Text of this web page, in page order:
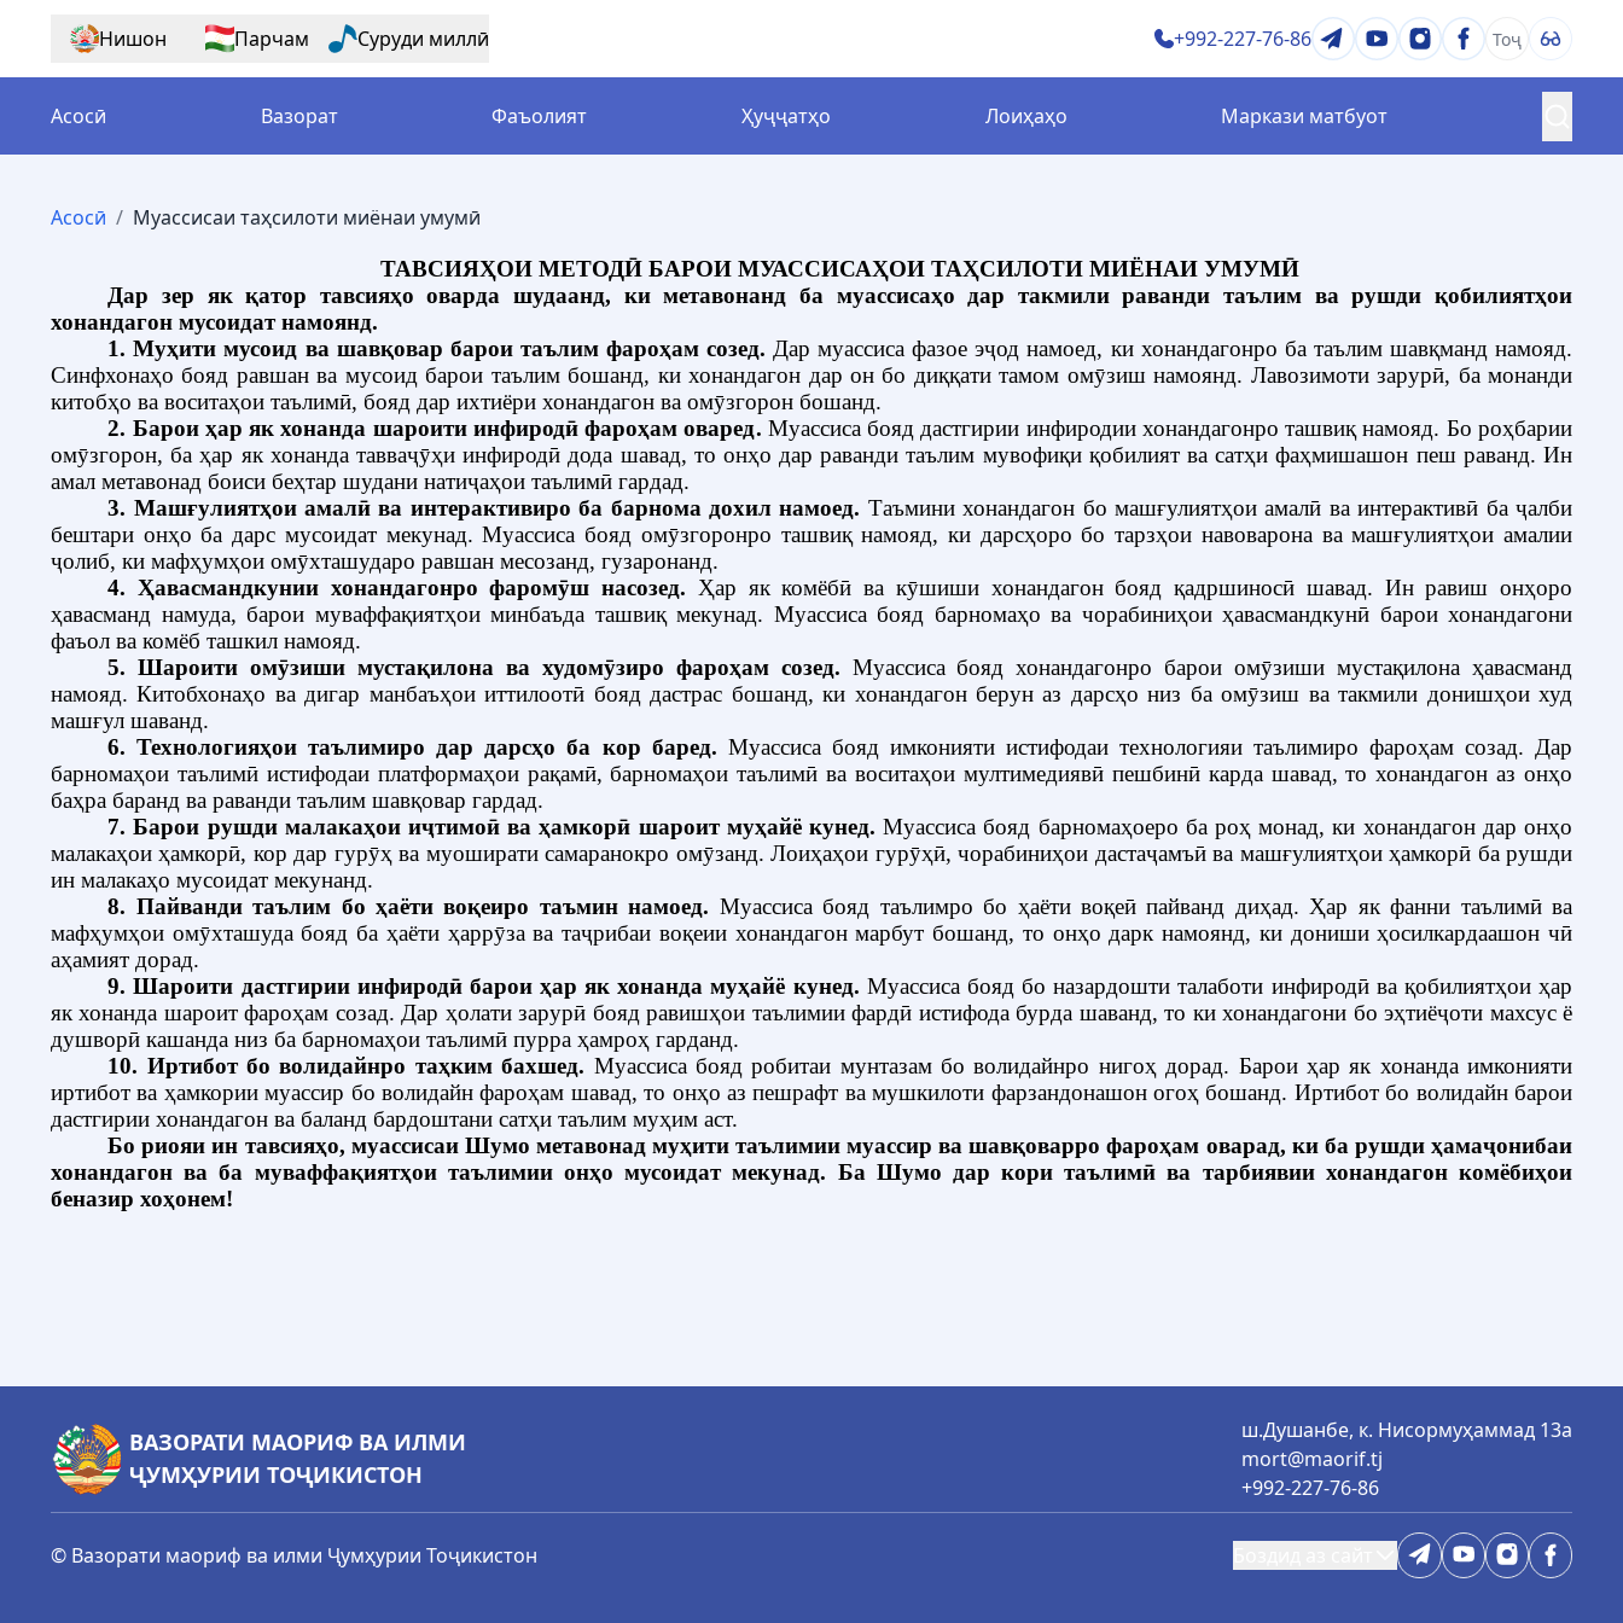
Нишон Парчам Суруди миллӣ +992-227-76-86 Тоҷ
Асосӣ Вазорат
Вазорат
Шуъбаҳои маориф
Муассисаҳои тобеъ
Сохтори марказии Вазорат
Муассисаҳои таҳсилоти олӣ
Фаъолият
Таълими томактабӣ
Таҳсилоти олии касбӣ ва баъдидипломӣ
Муносибатҳои байналмиллалӣ
Омор
Ҳифзи ҳуқуқи кӯдак
Озмунҳо ва ҷоизаҳо
Китобхона
Ҳуҷҷатҳо
Конститутсия
Қарорҳои мушовара Фармоишҳо
Тартиб ва қоидаҳо
Дастурҳо
Лоиҳаҳо Маркази матбуот
Маркази
Хабарҳо
Нишастҳои матбуотӣ
Вокунишҳо
Эълон
Асосӣ / Муассисаи таҳсилоти миёнаи умумӣ
ТАВСИЯҲОИ МЕТОДӢ БАРОИ МУАССИСАҲОИ ТАҲСИЛОТИ МИЁНАИ УМУМӢ
Дар зер як қатор тавсияҳо оварда шудаанд, ки метавонанд ба муассисаҳо дар такмили раванди таълим ва рушди қобилиятҳои
хонандагон мусоидат намоянд.
1. Муҳити мусоид ва шавқовар барои таълим фароҳам созед. Дар муассиса фазое эҷод намоед, ки хонандагонро ба таълим шавқманд намояд.
Синфхонаҳо бояд равшан ва мусоид барои таълим бошанд, ки хонандагон дар он бо диққати тамом омӯзиш намоянд. Лавозимоти зарурӣ, ба монанди
китобҳо ва воситаҳои таълимӣ, бояд дар ихтиёри хонандагон ва омӯзгорон бошанд.
2. Барои ҳар як хонанда шароити инфиродӣ фароҳам оваред. Муассиса бояд дастгирии инфиродии хонандагонро ташвиқ намояд. Бо роҳбарии
омӯзгорон, ба ҳар як хонанда тавваҷӯҳи инфиродӣ дода шавад, то онҳо дар раванди таълим мувофиқи қобилият ва сатҳи фаҳмишашон пеш раванд. Ин
амал метавонад боиси беҳтар шудани натиҷаҳои таълимӣ гардад.
3. Машғулиятҳои амалӣ ва интерактивиро ба барнома дохил намоед. Таъмини хонандагон бо машғулиятҳои амалӣ ва интерактивӣ ба ҷалби
бештари онҳо ба дарс мусоидат мекунад.Муассиса бояд омӯзгоронро ташвиқ намояд, ки дарсҳоро бо тарзҳои навоварона ва машғулиятҳои амалии
ҷолиб, ки мафҳумҳои омӯхташударо равшан месозанд, гузаронанд.
4. Ҳавасмандкунии хонандагонро фаромӯш насозед. Ҳар як комёбӣ ва кӯшиши хонандагон бояд қадршиносӣ шавад. Ин равиш онҳоро
ҳавасманд намуда, барои муваффақиятҳои минбаъда ташвиқ мекунад. Муассиса бояд барномаҳо ва чорабиниҳои ҳавасмандкунӣ барои хонандагони
фаъол ва комёб ташкил намояд.
5. Шароити омӯзиши мустақилона ва худомӯзиро фароҳам созед. Муассиса бояд хонандагонро барои омӯзиши мустақилона ҳавасманд
намояд.Китобхонаҳо ва дигар манбаъҳои иттилоотӣ бояд дастрас бошанд, ки хонандагон берун аз дарсҳо низ ба омӯзиш ва такмили донишҳои худ
машғул шаванд.
6. Технологияҳои таълимиро дар дарсҳо ба кор баред. Муассиса бояд имконияти истифодаи технологияи таълимиро фароҳам созад. Дар
барномаҳои таълимӣ истифодаи платформаҳои рақамӣ, барномаҳои таълимӣ ва воситаҳои мултимедиявӣ пешбинӣ карда шавад, то хонандагон аз онҳо
баҳра баранд ва раванди таълим шавқовар гардад.
7. Барои рушди малакаҳои иҷтимоӣ ва ҳамкорӣ шароит муҳайё кунед.Муассиса бояд барномаҳоеро ба роҳ монад, ки хонандагон дар онҳо
малакаҳои ҳамкорӣ, кор дар гурӯҳ ва муоширати самаранокро омӯзанд.Лоиҳаҳои гурӯҳӣ, чорабиниҳои дастаҷамъӣ ва машғулиятҳои ҳамкорӣ ба рушди
ин малакаҳо мусоидат мекунанд.
8. Пайванди таълим бо ҳаёти воқеиро таъмин намоед. Муассиса бояд таълимро бо ҳаёти воқеӣ пайванд диҳад. Ҳар як фанни таълимӣ ва
мафҳумҳои омӯхташуда бояд ба ҳаёти ҳаррӯза ва таҷрибаи воқеии хонандагон марбут бошанд, то онҳо дарк намоянд, ки дониши ҳосилкардаашон чӣ
аҳамият дорад.
9. Шароити дастгирии инфиродӣ барои ҳар як хонанда муҳайё кунед. Муассиса бояд бо назардошти талаботи инфиродӣ ва қобилиятҳои ҳар
як хонанда шароит фароҳам созад. Дар ҳолати зарурӣ бояд равишҳои таълимии фардӣ истифода бурда шаванд, то ки хонандагони бо эҳтиёҷоти махсус ё
душворӣ кашанда низ ба барномаҳои таълимӣ пурра ҳамроҳ гарданд.
10. Иртибот бо волидайнро таҳким бахшед. Муассиса бояд робитаи мунтазам бо волидайнро нигоҳ дорад. Барои ҳар як хонанда имконияти
иртибот ва ҳамкории муассир бо волидайн фароҳам шавад, то онҳо аз пешрафт ва мушкилоти фарзандонашон огоҳ бошанд. Иртибот бо волидайн барои
дастгирии хонандагон ва баланд бардоштани сатҳи таълим муҳим аст.
Бо риояи ин тавсияҳо, муассисаи Шумо метавонад муҳити таълимии муассир ва шавқоварро фароҳам оварад, ки ба рушди ҳамаҷонибаи
хонандагон ва ба муваффақиятҳои таълимии онҳо мусоидат мекунад. Ба Шумо дар кори таълимӣ ва тарбиявии хонандагон комёбиҳои
беназир хоҳонем!
ВАЗОРАТИ МАОРИФ ВА ИЛМИ
ҶУМҲУРИИ ТОҶИКИСТОН
ш.Душанбе, к. Нисормуҳаммад 13а
mort@maorif.tj
+992-227-76-86
© Вазорати маориф ва илми Ҷумҳурии Тоҷикистон